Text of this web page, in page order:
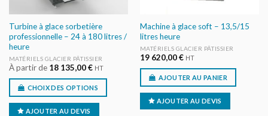
Turbine à glace sorbetière
professionnelle – 24 à 180 litres /
heure
MATÉRIELS GLACIER PÂTISSIER
À partir de 18 135,00€ HT
CHOIX DES OPTIONS
AJOUTER AU DEVIS
Machine à glace soft – 13,5/15
litres heure
MATÉRIELS GLACIER PÂTISSIER
19 620,00€ HT
AJOUTER AU PANIER
AJOUTER AU DEVIS